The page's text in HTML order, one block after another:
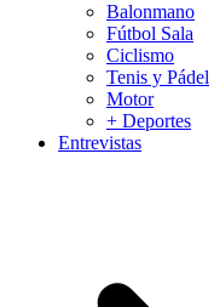
Balonmano
Fútbol Sala
Ciclismo
Tenis y Pádel
Motor
+ Deportes
Entrevistas